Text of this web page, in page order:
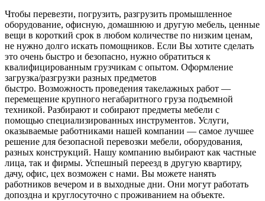
Чтобы перевезти, погрузить, разгрузить промышленное
оборудование, офисную, домашнюю и другую мебель, ценные
вещи в короткий срок в любом количестве по низким ценам,
не нужно долго искать помощников. Если Вы хотите сделать
это очень быстро и безопасно, нужно обратиться к
квалифицированным грузчикам с опытом. Оформление
загрузка/разгрузки разных предметов
быстро. Возможность проведения такелажных работ —
перемещение крупного негабаритного груза подъемной
техникой. Разбирают и собирают предметы мебели с
помощью специализированных инструментов. Услуги,
оказываемые работниками нашей компании — самое лучшее
решение для безопасной перевозки мебели, оборудования,
разных конструкций. Нашу компанию выбирают как частные
лица, так и фирмы. Успешный переезд в другую квартиру,
дачу, офис, цех возможен с нами. Вы можете нанять
работников вечером и в выходные дни. Они могут работать
допоздна и круглосуточно с проживанием на объекте.